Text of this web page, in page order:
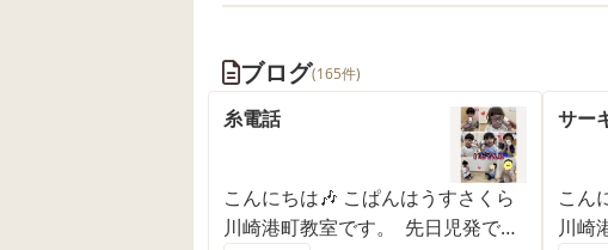
ブログ(165件)
糸電話
こんにちは🎶 こぱんはうすさくら
川崎港町教室です。 先日児発で
サー
こん
川崎